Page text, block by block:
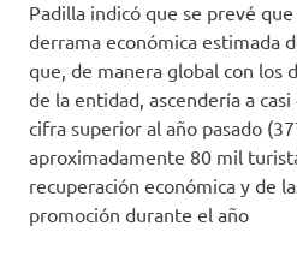
Padilla indicó que se prevé
derrama económica estimada
que, de manera global con los
de la entidad, ascendería a
cifra superior al año pasado
aproximadamente 80 mil
recuperación económica y de
promoción durante el año